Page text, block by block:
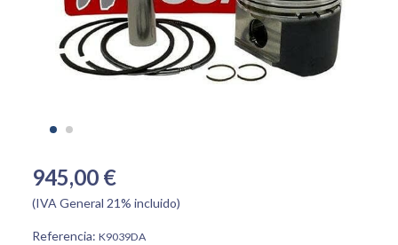
945,00 €
(IVA General 21% incluido)
Referencia: K9039DA